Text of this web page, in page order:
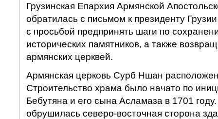
Грузинская Епархия Армянской
обратилась с письмом к президенту
с просьбой предпринять шаги по
исторических памятников, а также
армянских церквей.
Армянская церковь Сурб Ншан
Строительство храма было начато по
Бебутяна и его сына Асламаза в 1701
обрушилась северо-восточная сторона